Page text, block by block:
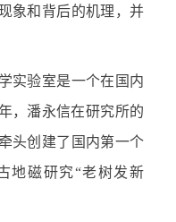
象和背后的机理，并
实验室是一个在国内
，潘永信在研究所的
头创建了国内第一个
地磁研究“老树发新